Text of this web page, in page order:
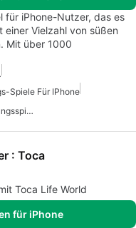
für iPhone-Nutzer, das es
Vielzahl von süßen
Mit über 1000
Spiele Für IPhone
Kostenlose Charakteranpassungsspiele Für IPhone
: Toca
Toca Life World
für iPhone